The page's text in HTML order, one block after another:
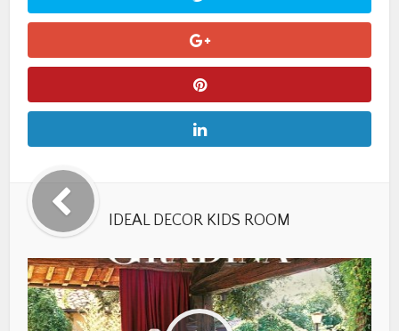
IDEAL DECOR KIDS ROOM